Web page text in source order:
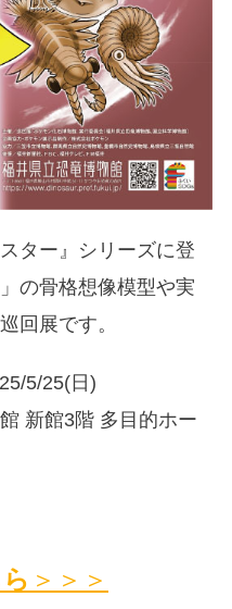
ター』シリーズに登
の骨格想像模型や実
回展です。
5/25(日)
新館3階 多目的ホー
＞＞＞